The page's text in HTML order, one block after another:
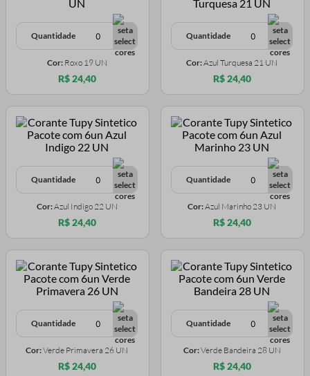
Quantidade
Cor: Roxo 19 UN
R$ 24,40
Quantidade
Cor:Azul Turquesa 21 UN
R$ 24,40
Quantidade
Cor:Azul Indigo 22 UN
R$ 24,40
Quantidade
Cor:Azul Marinho 23 UN
R$ 24,40
Quantidade
Cor:Verde Primavera 26 UN
R$ 24,40
Quantidade
Cor:Verde Bandeira 28 UN
R$ 24,40